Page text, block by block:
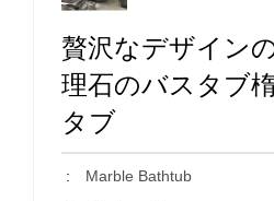
贅沢なデザイン
理石のバスタブ
タブ
: Marble Bathtub